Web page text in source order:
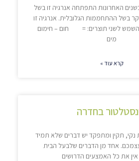
האחרונות התפתחה אנרגיה זו בשל
בשל ההתחממות הגלובלית. אנרגיה זו
לשני תוצרים: = חום – חימום
מים
קרא עוד »
בחדרה
נקי, תקין ומתפקד יש דברים שלא תמיד
אחד מן הדברים שלבעל הבית
את כל האמצעים הדרושים